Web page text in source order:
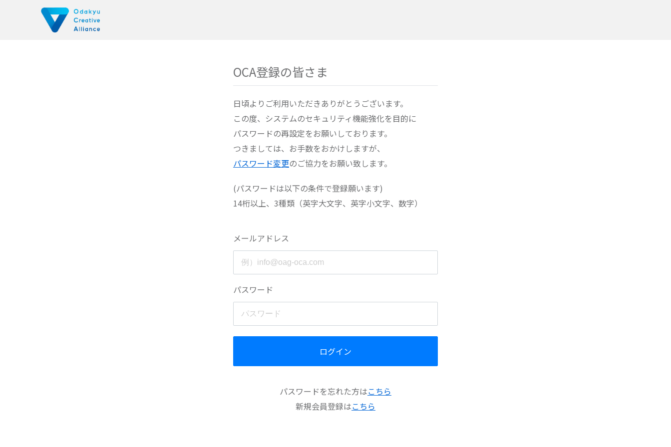
OCA登録の皆さま
日頃よりご利用いただきありがとうございます。
この度、システムのセキュリティ機能強化を目的に
パスワードの再設定をお願いしております。
つきましては、お手数をおかけしますが、
パスワード変更のご協力をお願い致します。
(パスワードは以下の条件で登録願います)
14桁以上、3種類（英字大文字、英字小文字、数字）
メールアドレス
パスワード
ログイン
パスワードを忘れた方はこちら
新規会員登録はこちら